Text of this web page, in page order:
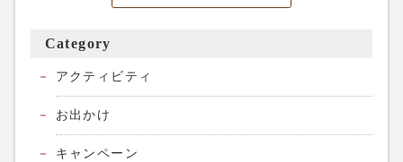
Category
アクティビティ
お出かけ
キャンペーン